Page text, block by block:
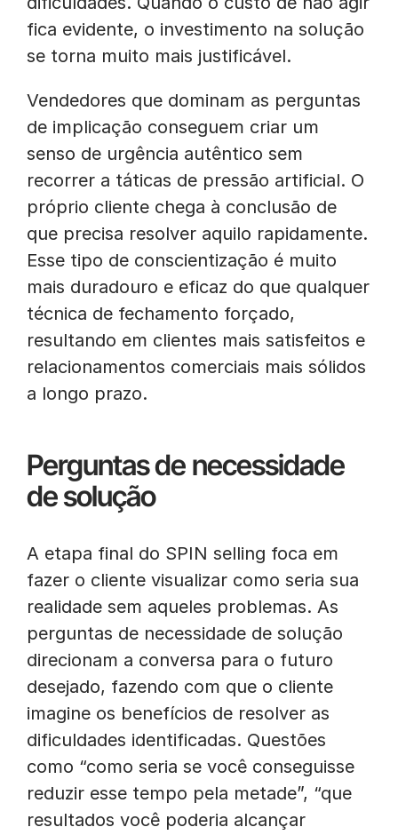
fica evidente, o investimento na solução
se torna muito mais justificável.
Vendedores que dominam as perguntas
de implicação conseguem criar um
senso de urgência autêntico sem
recorrer a táticas de pressão artificial. O
próprio cliente chega à conclusão de
que precisa resolver aquilo rapidamente.
Esse tipo de conscientização é muito
mais duradouro e eficaz do que qualquer
técnica de fechamento forçado,
resultando em clientes mais satisfeitos e
relacionamentos comerciais mais sólidos
a longo prazo.
Perguntas de necessidade
de solução
A etapa final do SPIN selling foca em
fazer o cliente visualizar como seria sua
realidade sem aqueles problemas. As
perguntas de necessidade de solução
direcionam a conversa para o futuro
desejado, fazendo com que o cliente
imagine os benefícios de resolver as
dificuldades identificadas. Questões
como “como seria se você conseguisse
reduzir esse tempo pela metade”, “que
resultados você poderia alcançar